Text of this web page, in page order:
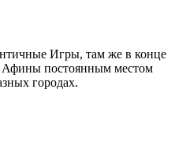
Игры, там же в конце
Афины постоянным местом
городах.